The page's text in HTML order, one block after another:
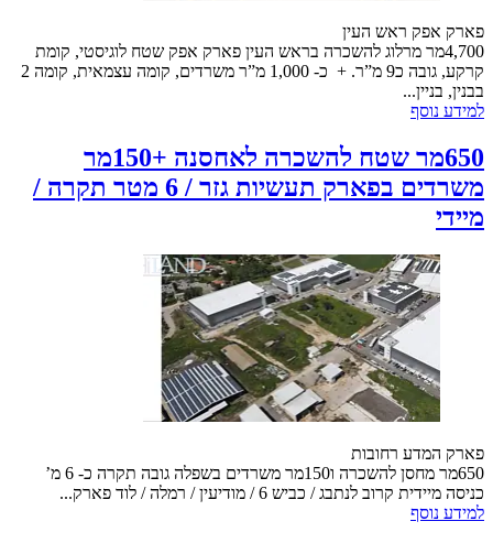
פארק אפק ראש העין
4,700מר מרלוג להשכרה בראש העין פארק אפק שטח לוגיסטי, קומת
קרקע, גובה כ9 מ”ר. + כ- 1,000 מ”ר משרדים, קומה עצמאית, קומה 2
בבנין, בניין...
למידע נוסף
650מר שטח להשכרה לאחסנה +150מר
משרדים בפארק תעשיות גזר / 6 מטר תקרה /
מיידי
פארק המדע רחובות
650מר מחסן להשכרה ו150מר משרדים בשפלה גובה תקרה כ- 6 מ’
כניסה מיידית קרוב לנתבג / כביש 6 / מודיעין / רמלה / לוד פארק...
למידע נוסף